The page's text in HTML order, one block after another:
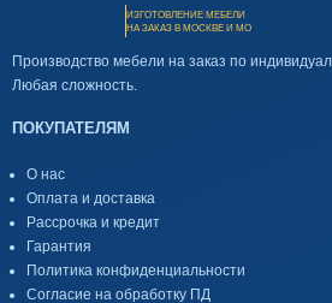
ИЗГОТОВЛЕНИЕ МЕБЕЛИ
НА ЗАКАЗ В МОСКВЕ И МО
Производство мебели на заказ по
Любая сложность.
ПОКУПАТЕЛЯМ
О нас
Оплата и доставка
Рассрочка и кредит
Гарантия
Политика конфиденциальности
Согласие на обработку ПД